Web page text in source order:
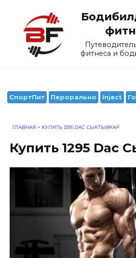
содержанию
фитнеса и
СпортПит Перорально Inject
ГЛАВНАЯ > КУПИТЬ 1295 DAC СЫКТЫВКАР
Купить 1295 Dac